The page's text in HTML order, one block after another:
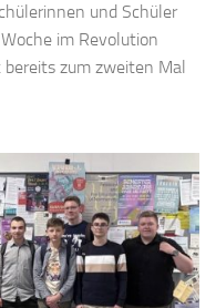
und Schüler
im Revolution
zum zweiten Mal